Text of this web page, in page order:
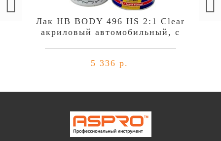
Лак HB BODY 496 HS 2:1 Clear
акриловый автомобильный, c
5 336 р.